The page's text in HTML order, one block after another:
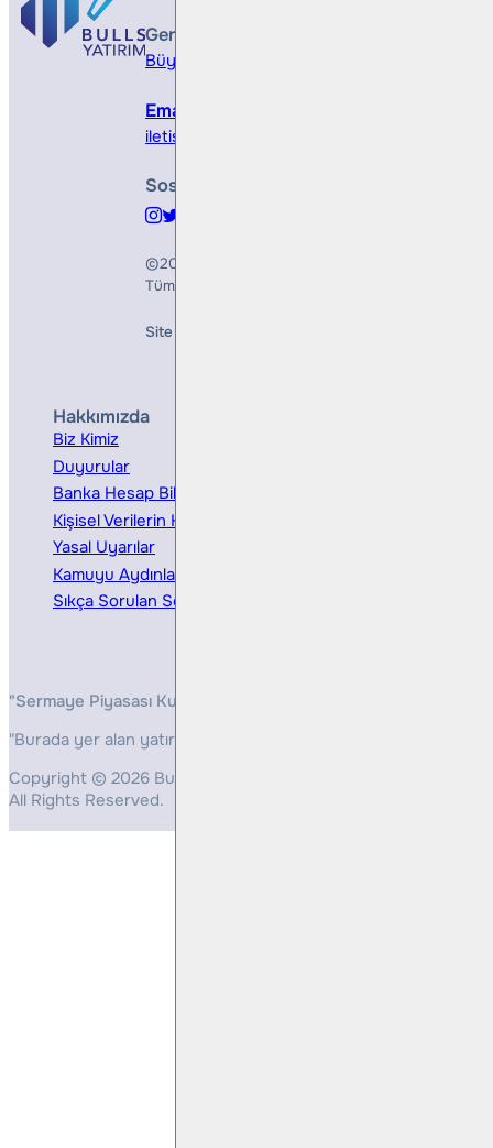
Genel Müdürlük
Büyükdere Cad. No 173, 1. Levent Plaza, B
Email
iletisim@bullsyatirim.com
Sosyal Medya
©2026
Tüm Hakları Saklıdır
Site Creation & Technology by
Hakkımızda
Biz Kimiz
Duyurular
Banka Hesap Bilgileri
Kişisel Verilerin Korunması
Yasal Uyarılar
Kamuyu Aydınlatma
Sıkça Sorulan Sorular
"Sermaye Piyasası Kurulunun, Yatırım Hizmetleri ve
"Burada yer alan yatırım bilgi, yorum ve tavsiyeleri yatırım
Copyright © 2026 Bulls Yatırım Menkul Değerler
All Rights Reserved.